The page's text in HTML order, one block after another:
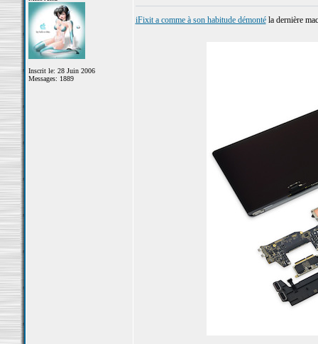
Inscrit le: 28 Juin 2006
Messages: 1889
iFixit a comme à son habitude démontéla dernière